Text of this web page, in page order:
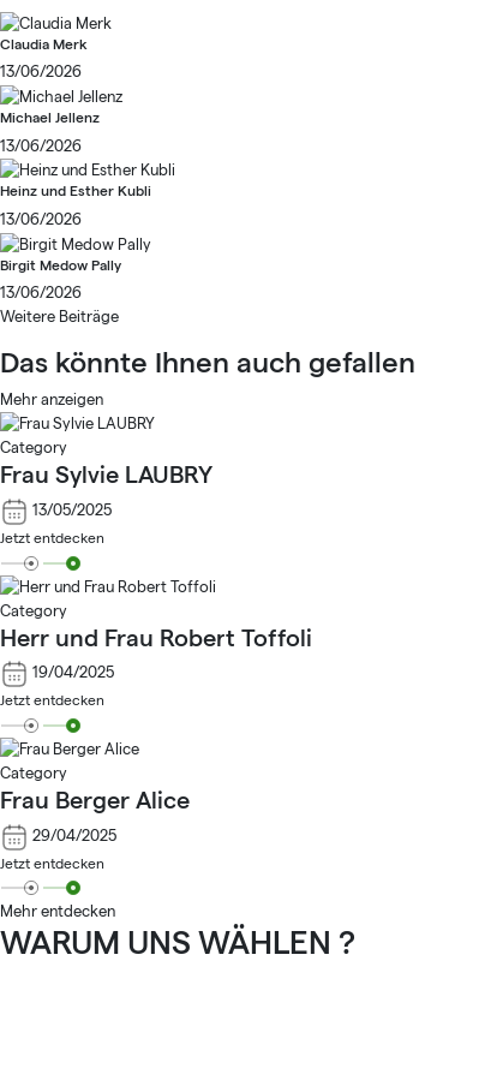
Claudia Merk
13/06/2026
Michael Jellenz
13/06/2026
Heinz und Esther Kubli
13/06/2026
Birgit Medow Pally
13/06/2026
Weitere Beiträge
Das könnte Ihnen auch gefallen
Mehr anzeigen
Category
Frau Sylvie LAUBRY
13/05/2025
Jetzt entdecken
Category
Herr und Frau Robert Toffoli
19/04/2025
Jetzt entdecken
Category
Frau Berger Alice
29/04/2025
Jetzt entdecken
Mehr entdecken
WARUM UNS WÄHLEN ?